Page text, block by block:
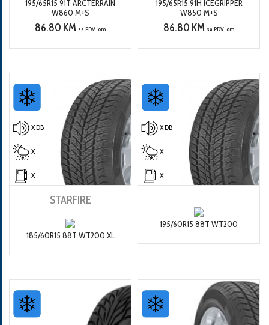
195/65R15 91T ARCTERRAIN
W860 M+S
86.80 KM sa PDV-om
195/65R15 91H ICEGRIPPER
W850 M+S
86.80 KM sa PDV-om
X DB
X
X
STARFIRE
185/60R15 88T WT200 XL
X DB
X
X
195/60R15 88T WT200